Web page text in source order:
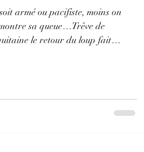
art
armé ou pacifiste, moins on
sa queue…Trêve de
le retour du loup fait
sous l’effet d’un conflit
domestiqué qui caractérise